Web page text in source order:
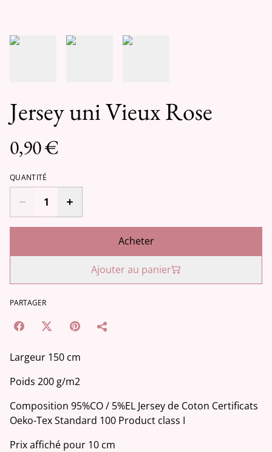
Jersey uni Vieux Rose
0,90 €
QUANTITÉ
Acheter
Ajouter au panier
PARTAGER
Largeur 150 cm
Poids 200 g/m2
Composition 95%CO / 5%EL Jersey de Coton Certificats
Oeko-Tex Standard 100 Product class I
Prix affiché pour 10 cm